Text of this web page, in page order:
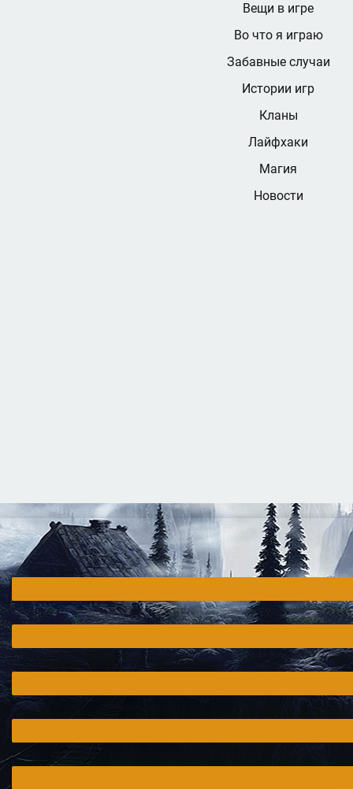
Вещи в игре
Во что я играю
Забавные случаи
Истории игр
Кланы
Лайфхаки
Магия
Новости